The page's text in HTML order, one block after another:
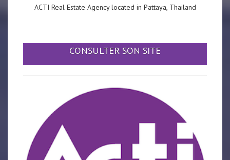
ACTI Real Estate Agency located in Pattaya, Thailand
CONSULTER SON SITE